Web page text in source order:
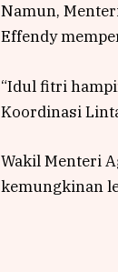
Namun,
Effendy
“Idul fitri
Koordinasi
Wakil Menteri
kemungkinan